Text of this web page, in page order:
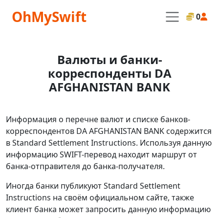
OhMySwift 0
Валюты и банки-
корреспонденты DA
AFGHANISTAN BANK
Информация о перечне валют и списке банков-
корреспондентов DA AFGHANISTAN BANK содержится
в Standard Settlement Instructions. Используя данную
информацию SWIFT-перевод находит маршрут от
банка-отправителя до банка-получателя.
Иногда банки публикуют Standard Settlement
Instructions на своём официальном сайте, также
клиент банка может запросить данную информацию